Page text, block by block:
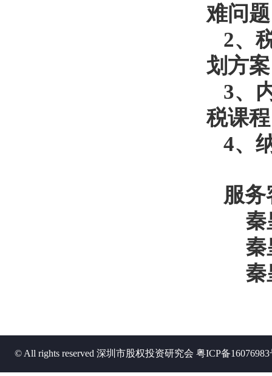
难问
2、
划方
3、
税课
4、
服务
秦
秦
秦
© All rights reserved 深圳市股权投资研究会 粤ICP备16076983